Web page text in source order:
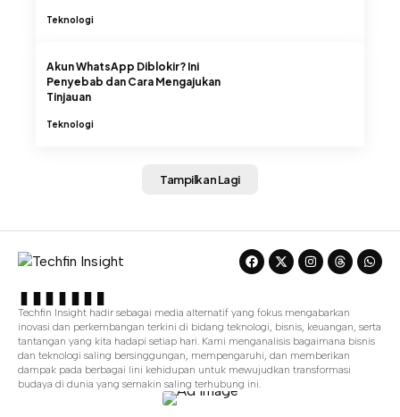
Teknologi
Akun WhatsApp Diblokir? Ini
Penyebab dan Cara Mengajukan
Tinjauan
Teknologi
Tampilkan Lagi
Techfin Insight hadir sebagai media alternatif yang fokus mengabarkan
inovasi dan perkembangan terkini di bidang teknologi, bisnis, keuangan, serta
tantangan yang kita hadapi setiap hari. Kami menganalisis bagaimana bisnis
dan teknologi saling bersinggungan, mempengaruhi, dan memberikan
dampak pada berbagai lini kehidupan untuk mewujudkan transformasi
budaya di dunia yang semakin saling terhubung ini.